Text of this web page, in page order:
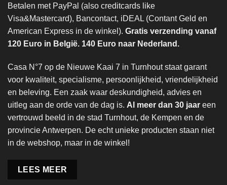
Betalen met PayPal (also creditcards like
Visa&Mastercard), Bancontact, iDEAL (Contant Geld en
American Express in de winkel). Gratis verzending vanaf
120 Euro in België. 140 Euro naar Nederland.
Casa N°7 op de Nieuwe Kaai 7 in Turnhout staat garant
voor kwaliteit, specialisme, persoonlijkheid, vriendelijkheid
en beleving. Een zaak waar deskundigheid, advies en
uitleg aan de orde van de dag is. Al meer dan 30 jaar een
vertrouwd beeld in de stad Turnhout, de Kempen en de
provincie Antwerpen. De echt unieke producten staan niet
in de webshop, maar in de winkel!
LEES MEER